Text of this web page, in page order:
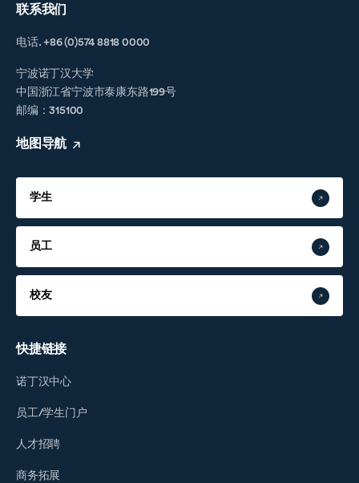
联系我们
电话. +86 (0)574 8818 0000
宁波诺丁汉大学
中国浙江省宁波市泰康东路199号
邮编：315100
地图导航
学生
员工
校友
快捷链接
诺丁汉中心
员工/学生门户
人才招聘
商务拓展